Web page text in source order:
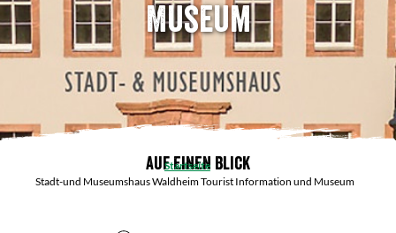
Museum
Startseite
Stadt-und Museumshaus Waldheim Tourist Information und Museum
Auf einen Blick